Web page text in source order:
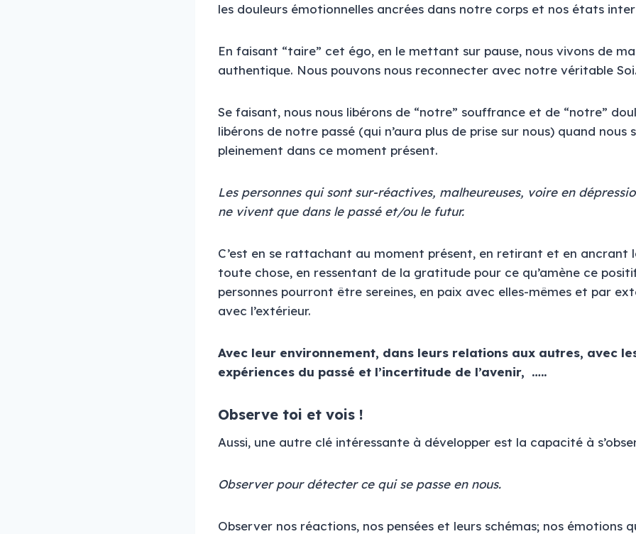
les douleurs émotionnelles ancrées dans notre corps et nos états
En faisant “taire” cet égo, en le mettant sur pause, nous vivons de
authentique. Nous pouvons nous reconnecter avec notre véritable
Se faisant, nous nous libérons de “notre” souffrance et de “notre”
libérons de notre passé (qui n’aura plus de prise sur nous) quand nous
pleinement dans ce moment présent.
Les personnes qui sont sur-réactives, malheureuses, voire en
ne vivent que dans le passé et/ou le futur.
C’est en se rattachant au moment présent, en retirant et en ancrant
toute chose, en ressentant de la gratitude pour ce qu’amène ce
personnes pourront être sereines, en paix avec elles-mêmes et par
avec l’extérieur.
Avec leur environnement, dans leurs relations aux autres, avec
expériences du passé et l’incertitude de l’avenir, …..
Observe toi et vois !
Aussi, une autre clé intéressante à développer est la capacité à
Observer pour détecter ce qui se passe en nous.
Observer nos réactions, nos pensées et leurs schémas; nos émotions